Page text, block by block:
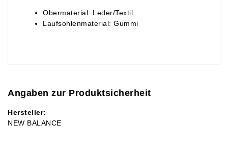
Obermaterial: Leder/Textil
Laufsohlenmaterial: Gummi
Angaben zur Produktsicherheit
Hersteller:
NEW BALANCE